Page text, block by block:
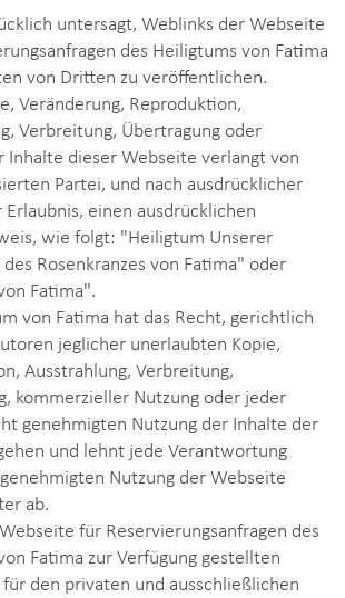
untersagt, Weblinks der Webseite
des Heiligtums von Fatima
von Dritten zu veröffentlichen.
Veränderung, Reproduktion,
Verbreitung, Übertragung oder
Inhalte dieser Webseite verlangt von
Partei, und nach ausdrücklicher
einen ausdrücklichen
wie folgt: "Heiligtum Unserer
Rosenkranzes von Fatima" oder
Fatima".
von Fatima hat das Recht, gerichtlich
jeglicher unerlaubten Kopie,
Ausstrahlung, Verbreitung,
kommerzieller Nutzung oder jeder
genehmigten Nutzung der Inhalte der
und lehnt jede Verantwortung
Nutzung der Webseite
ab.
für Reservierungsanfragen des
Fatima zur Verfügung gestellten
den privaten und ausschließlichen